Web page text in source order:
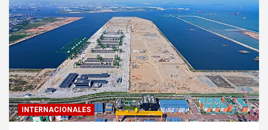
INTERNACIONALES